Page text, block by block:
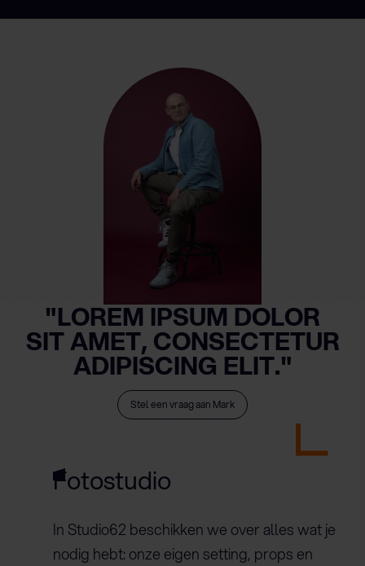
"LOREM IPSUM DOLOR
SIT AMET, CONSECTETUR
ADIPISCING ELIT."
Stel een vraag aan Mark
Fotostudio
In Studio62 beschikken we over alles wat je
nodig hebt: onze eigen setting, props en